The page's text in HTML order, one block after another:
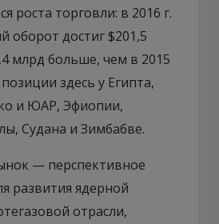
роста торговли: в 2016 г.
оборот достиг $201,5
млрд больше, чем в 2015
здесь у Египта,
и ЮАР, Эфиопии,
Судана и Зимбабве.
— перспективное
развития ядерной
отрасли,